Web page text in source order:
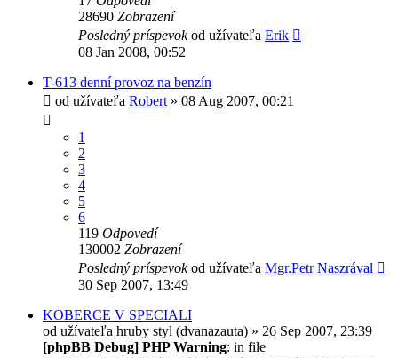
28690 Zobrazení
Posledný príspevokod užívateľa Erik
08 Jan 2008, 00:52
T-613 denní provoz na benzín
od užívateľa Robert » 08 Aug 2007, 00:21
1
2
3
4
5
6
119 Odpovedí
130002 Zobrazení
Posledný príspevokod užívateľa Mgr.Petr Naszrával
30 Sep 2007, 13:49
KOBERCE V SPECIALI
od užívateľa hruby styl (dvanazauta) » 26 Sep 2007, 23:39
[phpBB Debug] PHP Warning: in file